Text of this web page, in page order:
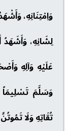
وَاِمْتِنَانِهِ،
لِشَانِهِ،
عَلَيْهِ وَآلِهِ
وَسَلَّمَ تَسْلِيمَاً
تُقَاتِهِ وَلَا